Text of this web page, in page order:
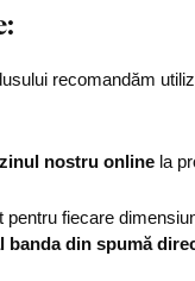
recomandăm
nostru online la
fiecare
banda din spumă